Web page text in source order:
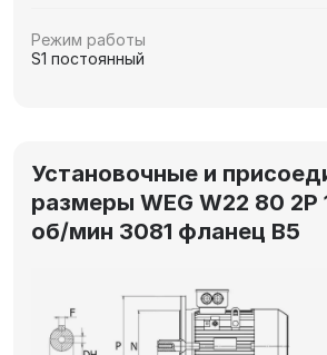
Режим работы
S1 постоянный
Установочные и
размеры WEG W22 80 2P
об/мин 3081 фланец В5